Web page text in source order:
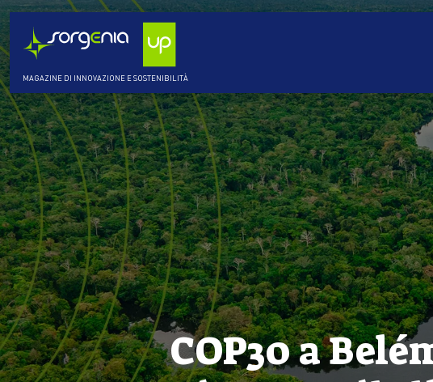
MAGAZINE DI INNOVAZIONE E SOSTENIBILITÀ
COP30 a